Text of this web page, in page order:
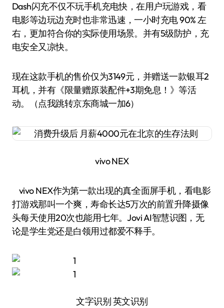
Dash闪充不仅不玩手机充电快，在用户玩游戏，看
电影等边玩边充时也非常迅速，一小时充电 90% 左
右，更加符合你的实际使用场景。并有5级防护，充
电安全又凉快。
现在这款手机的售价仅为3149元，并赠送一款银耳2
耳机，并有《限量赠原装配件+3期免息！》等活
动。（点我跳转京东商城一加6）
vivo NEX
vivo NEX作为第一款出现的真·全面屏手机，看电影
打游戏那叫一个爽，寿命长达5万次的前置升降摄像
头每天使用20次也能用七年。Jovi AI智慧识图，无
论是学生党还是白领用过都爱不释手。
文字识别 英文识别